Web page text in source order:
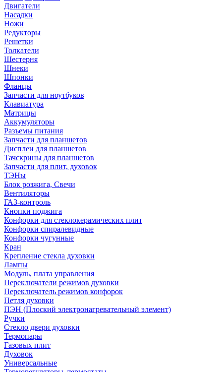
Двигатели
Насадки
Ножи
Редукторы
Решетки
Толкатели
Шестерня
Шнеки
Шпонки
Фланцы
Запчасти для ноутбуков
Клавиатура
Матрицы
Аккумуляторы
Разъемы питания
Запчасти для планшетов
Дисплеи для планшетов
Тачскрины для планшетов
Запчасти для плит, духовок
ТЭНы
Блок розжига, Свечи
Вентиляторы
ГАЗ-контроль
Кнопки поджига
Конфорки для стеклокерамических плит
Конфорки спиралевидные
Конфорки чугунные
Кран
Крепление стекла духовки
Лампы
Модуль, плата управления
Переключатели режимов духовки
Переключатель режимов конфорок
Петля духовки
ПЭН (Плоский электронагревательный элемент)
Ручки
Стекло двери духовки
Термопары
Газовых плит
Духовок
Универсальные